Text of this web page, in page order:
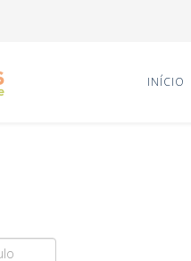
INÍCIO